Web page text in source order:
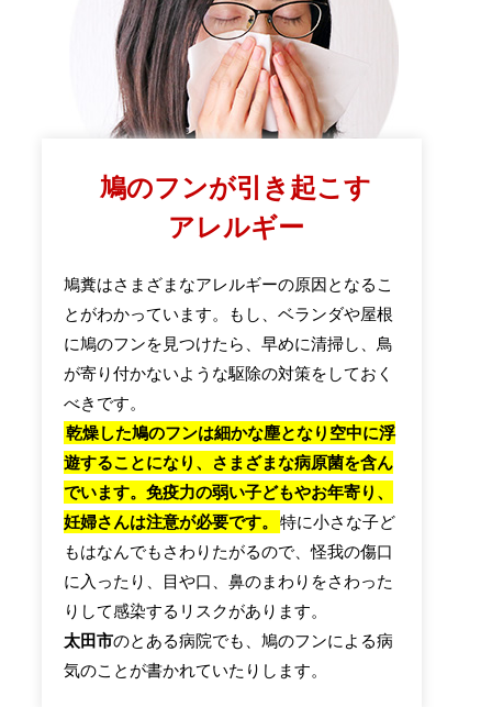
鳩のフンが引き起こす
アレルギー
鳩糞はさまざまなアレルギーの原因となるこ
とがわかっています。もし、ベランダや屋根
に鳩のフンを見つけたら、早めに清掃し、鳥
が寄り付かないような駆除の対策をしておく
べきです。
乾燥した鳩のフンは細かな塵となり空中に浮
遊することになり、さまざまな病原菌を含ん
でいます。免疫力の弱い子どもやお年寄り、
妊婦さんは注意が必要です。
特に小さな子ど
もはなんでもさわりたがるので、怪我の傷口
に入ったり、目や口、鼻のまわりをさわった
りして感染するリスクがあります。
太田市のとある病院でも、鳩のフンによる病
気のことが書かれていたりします。